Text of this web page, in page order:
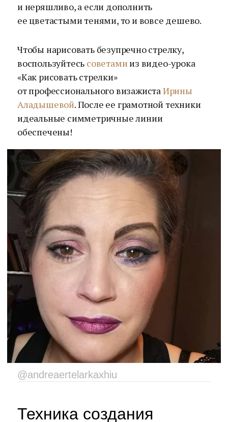
и неряшливо, а если дополнить
ее цветастыми тенями, то и вовсе дешево.
Чтобы нарисовать безупречно стрелку,
воспользуйтесь советами из видео-урока
«Как рисовать стрелки»
от профессионального визажистаИрины
Аладышевой. После ее грамотной техники
идеальные симметричные линии
обеспечены!
@andreaertelarkaxhiu
Техника создания